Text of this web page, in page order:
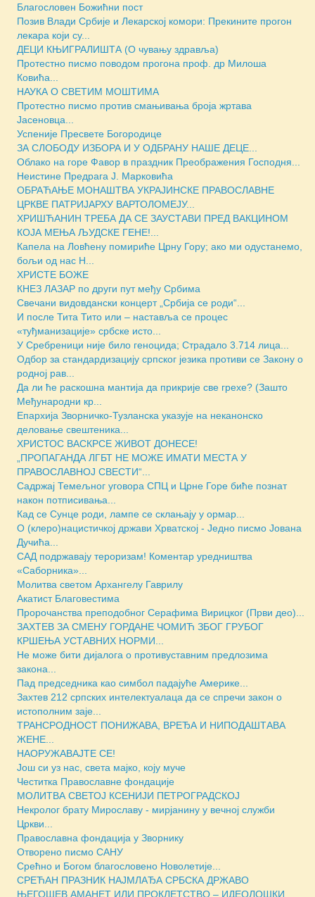
Благословен Божићни пост
Позив Влади Србије и Лекарској комори: Прекините прогон
лекара који су...
ДЕЦИ КЊИГРАЛИШТА (О чувању здравља)
Протестно писмо поводом прогона проф. др Милоша
Ковића...
НАУКА О СВЕТИМ МОШТИМА
Протестно писмо против смањивања броја жртава
Јасеновца...
Успеније Пресвете Богородице
ЗА СЛОБОДУ ИЗБОРА И У ОДБРАНУ НАШЕ ДЕЦЕ...
Облако на горе Фавор в праздник Преображения Господня...
Неистине Предрага Ј. Марковића
ОБРАЋАЊЕ МОНАШТВА УКРАЈИНСКЕ ПРАВОСЛАВНЕ
ЦРКВЕ ПАТРИЈАРХУ ВАРТОЛОМЕЈУ...
ХРИШЋАНИН ТРЕБА ДА СЕ ЗАУСТАВИ ПРЕД ВАКЦИНОМ
КОЈА МЕЊА ЉУДСКЕ ГЕНЕ!...
Капела на Ловћену помириће Црну Гору; ако ми одустанемо,
бољи од нас Н...
ХРИСТЕ БОЖЕ
КНЕЗ ЛАЗАР по други пут међу Србима
Свечани видовдански концерт „Србија се роди“...
И после Тита Тито или – наставља се процес
«туђманизације» србске исто...
У Сребреници није било геноцида; Страдало 3.714 лица...
Одбор за стандардизацију српског језика противи се Закону о
родној рав...
Да ли ће раскошна мантија да прикрије све грехе? (Зашто
Међународни кр...
Епархија Зворничко-Тузланска указује на неканонско
деловање свештеника...
ХРИСТОС ВАСКРСЕ ЖИВОТ ДОНЕСЕ!
„ПРОПАГАНДА ЛГБТ НЕ МОЖЕ ИМАТИ МЕСТА У
ПРАВОСЛАВНОЈ СВЕСТИ“...
Садржај Темељног уговора СПЦ и Црне Горе биће познат
након потписивања...
Кад се Сунце роди, лампе се склањају у ормар...
О (клеро)нацистичкој држави Хрватској - Једно писмо Јована
Дучића...
САД подржавају тероризам! Коментар уредништва
«Саборника»...
Молитва светом Архангелу Гаврилу
Акатист Благовестима
Пророчанства преподобног Серафима Вирицког (Први део)...
ЗАХТЕВ ЗА СМЕНУ ГОРДАНЕ ЧОМИЋ ЗБОГ ГРУБОГ
КРШЕЊА УСТАВНИХ НОРМИ...
Не може бити дијалога о противуставним предлозима
закона...
Пад председника као симбол падајуће Америке...
Захтев 212 српских интелектуалаца да се спречи закон о
истополним заје...
ТРАНСРОДНОСТ ПОНИЖАВА, ВРЕЂА И НИПОДАШТАВА
ЖЕНЕ...
НАОРУЖАВАЈТЕ СЕ!
Још си уз нас, света мајко, коју муче
Честитка Православне фондације
МОЛИТВА СВЕТОЈ КСЕНИЈИ ПЕТРОГРАДСКОЈ
Некролог брату Мирославу - мирјанину у вечној служби
Цркви...
Православна фондација у Зворнику
Отворено писмо САНУ
Срећно и Богом благословено Новолетије...
СРЕЋАН ПРАЗНИК НАЈМЛАЂА СРБСКА ДРЖАВО
ЊЕГОШЕВ АМАНЕТ ИЛИ ПРОКЛЕТСТВО – ИДЕОЛОШКИ